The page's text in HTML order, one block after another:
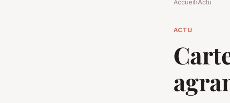
Accueil›Actu
ACTU